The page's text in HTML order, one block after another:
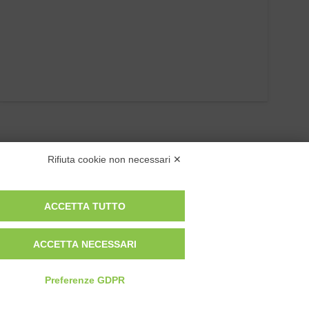
Privacy Policy
Cookie Policy
Modifica preferenze cookie
Rifiuta cookie non necessari ✕
ACCETTA TUTTO
ACCETTA NECESSARI
Preferenze GDPR